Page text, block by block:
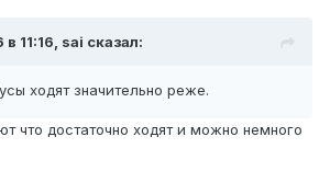
11:16, sai сказал:
ходят значительно реже.
что достаточно ходят и можно немного